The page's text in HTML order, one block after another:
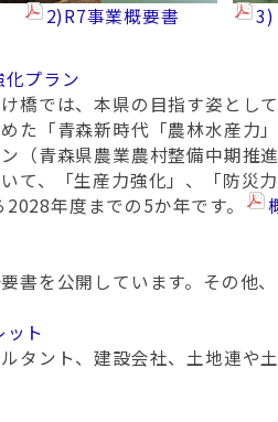
2)R7事業概要書 3)
プラン
橋では、本県の目指す姿と
た「青森新時代「農林水産力
（青森県農業農村整備中期
て、「生産力強化」、「防災
年度までの5か年です。
書を公開しています。その他、
ト
タント、建設会社、土地連